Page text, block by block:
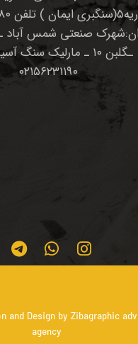
۰۸۶۴۳۲۴۱۷۸۰
صنعتی شمس آباد
ـگلبن ۱۰ ـ مارلیک سنگ
۰۲۱۵۶۲۳۱۱۹۰
and Design by Zibagraphic
agency